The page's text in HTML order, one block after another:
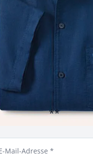
**
Mail-Adresse *